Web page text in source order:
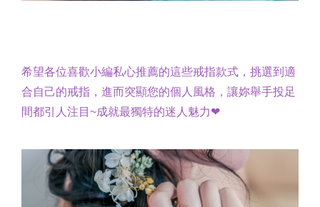
希望各位喜歡小編私心推薦的這些戒指款式，挑選到適
合自己的戒指，進而突顯您的個人風格，讓妳舉手投足
間都引人注目~成就最獨特的迷人魅力❤